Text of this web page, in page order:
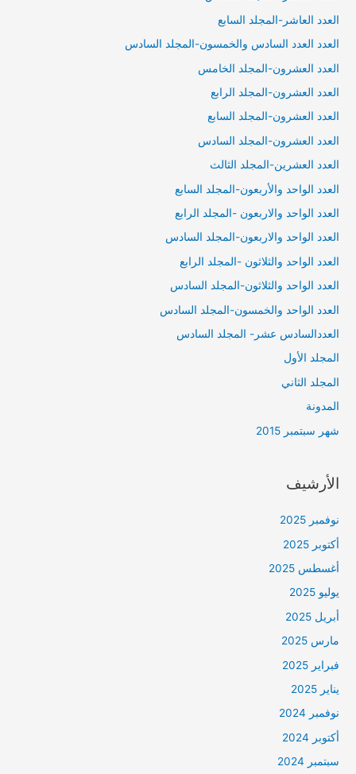
العدد العاشر-المجلد السابع
العدد العدد السادس والخمسون-المجلد السادس
العدد العشرون-المجلد الخامس
العدد العشرون-المجلد الرابع
العدد العشرون-المجلد السابع
العدد العشرون-المجلد السادس
العدد العشرين-المجلد الثالث
العدد الواحد والأربعون-المجلد السابع
العدد الواحد والاربعون -المجلد الرابع
العدد الواحد والاربعون-المجلد السادس
العدد الواحد والثلاثون -المجلد الرابع
العدد الواحد والثلاثون-المجلد السادس
العدد الواحد والخمسون-المجلد السادس
العددالسادس عشر- المجلد السادس
المجلد الأول
المجلد الثاني
المدونة
شهر سبتمبر 2015
الأرشيف
نوفمبر 2025
أكتوبر 2025
أغسطس 2025
يوليو 2025
أبريل 2025
مارس 2025
فبراير 2025
يناير 2025
نوفمبر 2024
أكتوبر 2024
سبتمبر 2024